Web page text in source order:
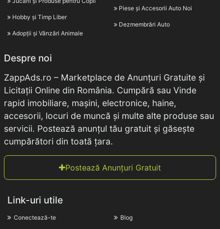
Hobby și Timp Liber
Adopții și Vânzări Animale
Piese și Accesorii Auto Noi
Dezmembrări Auto
Despre noi
ZappAds.ro – Marketplace de Anunțuri Gratuite și
Licitații Online din România. Cumpără sau Vinde
rapid imobiliare, mașini, electronice, haine,
accesorii, locuri de muncă și multe alte produse sau
servicii. Postează anunțul tău gratuit și găsește
cumpărători din toată țara.
Postează Anunțuri Gratuit
Link-uri utile
Conectează-te Blog